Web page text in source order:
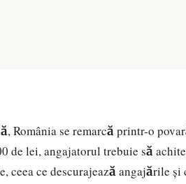
România se remarcă printr-o
de lei, angajatorul trebuie să
ceea ce descurajează angajările și